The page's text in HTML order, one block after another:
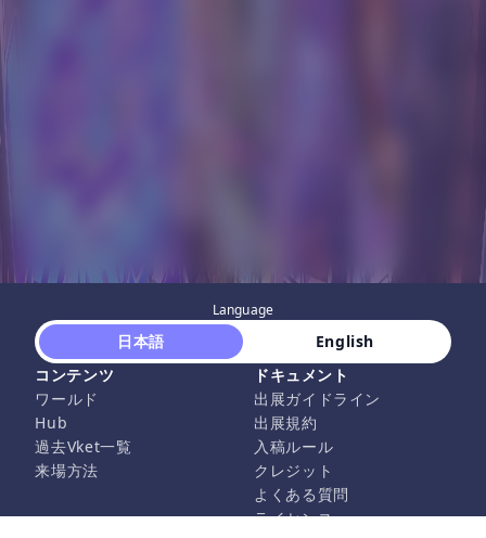
Language
日本語
English
コンテンツ
ワールド
Hub
過去Vket一覧
来場方法
ドキュメント
出展ガイドライン
出展規約
入稿ルール
クレジット
よくある質問
ライセンス